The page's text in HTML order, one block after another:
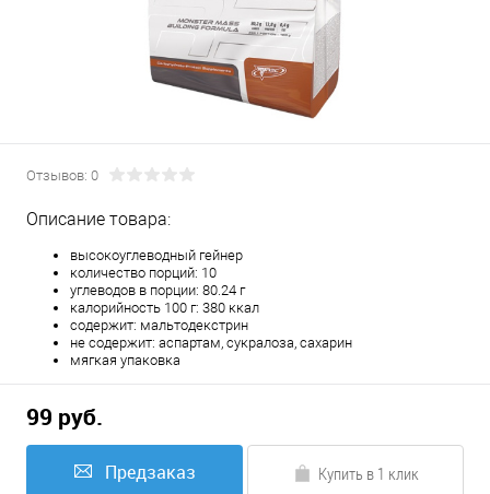
Отзывов: 0
Описание товара:
высокоуглеводный гейнер
количество порций: 10
углеводов в порции: 80.24 г
калорийность 100 г: 380 ккал
содержит: мальтодекстрин
не содержит: аспартам, сукралоза, сахарин
мягкая упаковка
99 руб.
Предзаказ Купить в 1 клик